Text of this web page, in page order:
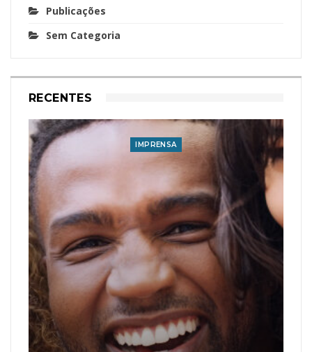
Publicações
Sem Categoria
RECENTES
IMPRENSA